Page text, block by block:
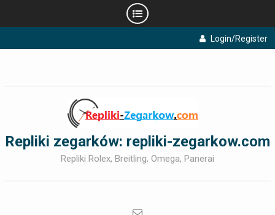
to
Login/Register
Repliki zegarków: repliki-zegarkow.com
Repliki Rolex, Breitling, Omega, Panerai